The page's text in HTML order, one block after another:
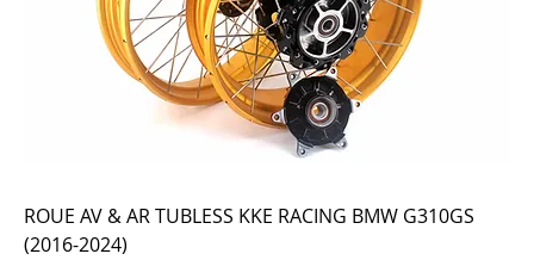
ROUE AV & AR TUBLESS KKE RACING BMW G310GS
(2016-2024)